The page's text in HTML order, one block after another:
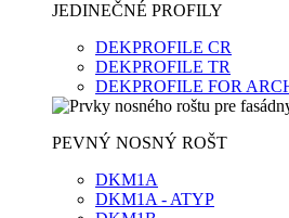
JEDINEČNÉ PROFILY
DEKPROFILE CR
DEKPROFILE TR
DEKPROFILE FOR
PEVNÝ NOSNÝ ROŠT
DKM1A
DKM1A - ATYP